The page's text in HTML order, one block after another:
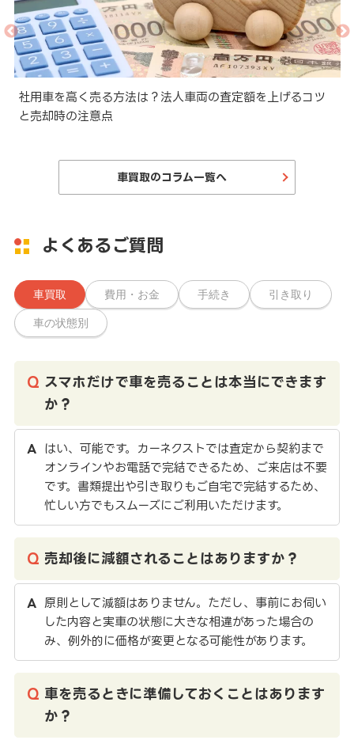
社用車を高く売る方法は？法人車両の査定額を上げるコツ
と売却時の注意点
車買取のコラム一覧へ
よくあるご質問
車買取 費用・お金 手続き 引き取り
車の状態別
スマホだけで車を売ることは本当にできます
か？
はい、可能です。カーネクストでは査定から契約まで
オンラインやお電話で完結できるため、ご来店は不要
です。書類提出や引き取りもご自宅で完結するため、
忙しい方でもスムーズにご利用いただけます。
売却後に減額されることはありますか？
原則として減額はありません。ただし、事前にお伺い
した内容と実車の状態に大きな相違があった場合の
み、例外的に価格が変更となる可能性があります。
車を売るときに準備しておくことはあります
か？